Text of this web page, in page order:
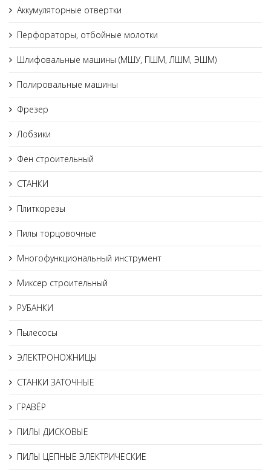
Аккумуляторные отвертки
Перфораторы, отбойные молотки
Шлифовальные машины (МШУ, ПШМ, ЛШМ, ЭШМ)
Полировальные машины
Фрезер
Лобзики
Фен строительный
СТАНКИ
Плиткорезы
Пилы торцовочные
Многофункциональный инструмент
Миксер строительный
РУБАНКИ
Пылесосы
ЭЛЕКТРОНОЖНИЦЫ
СТАНКИ ЗАТОЧНЫЕ
ГРАВЁР
ПИЛЫ ДИСКОВЫЕ
ПИЛЫ ЦЕПНЫЕ ЭЛЕКТРИЧЕСКИЕ